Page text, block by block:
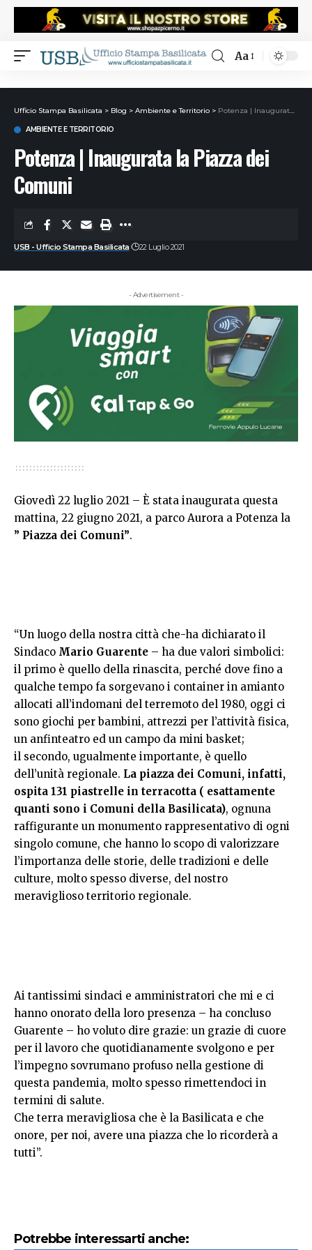
Aa
Ufficio Stampa Basilicata > Blog > Ambiente e Territorio > Potenza | Inaugurata la Piazza dei Comuni
AMBIENTE E TERRITORIO
Potenza | Inaugurata la Piazza dei
Comuni
USB - Ufficio Stampa Basilicata 22 Luglio 2021
- Advertisement -
Giovedì 22 luglio 2021 – È stata inaugurata questa
mattina, 22 giugno 2021, a parco Aurora a Potenza la
” Piazza dei Comuni”.
“Un luogo della nostra città che-ha dichiarato il
Sindaco Mario Guarente – ha due valori simbolici:
il primo è quello della rinascita, perché dove fino a
qualche tempo fa sorgevano i container in amianto
allocati all’indomani del terremoto del 1980, oggi ci
sono giochi per bambini, attrezzi per l’attività fisica,
un anfinteatro ed un campo da mini basket;
il secondo, ugualmente importante, è quello
dell’unità regionale. La piazza dei Comuni, infatti,
ospita 131 piastrelle in terracotta ( esattamente
quanti sono i Comuni della Basilicata), ognuna
raffigurante un monumento rappresentativo di ogni
singolo comune, che hanno lo scopo di valorizzare
l’importanza delle storie, delle tradizioni e delle
culture, molto spesso diverse, del nostro
meraviglioso territorio regionale.
Ai tantissimi sindaci e amministratori che mi e ci
hanno onorato della loro presenza – ha concluso
Guarente – ho voluto dire grazie: un grazie di cuore
per il lavoro che quotidianamente svolgono e per
l’impegno sovrumano profuso nella gestione di
questa pandemia, molto spesso rimettendoci in
termini di salute.
Che terra meravigliosa che è la Basilicata e che
onore, per noi, avere una piazza che lo ricorderà a
tutti”.
Potrebbe interessarti anche: